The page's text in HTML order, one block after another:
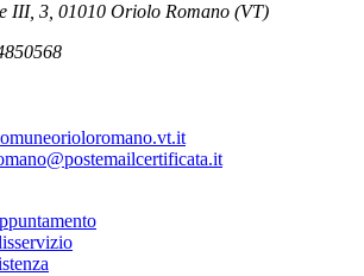
III, 3, 01010 Oriolo Romano (VT)